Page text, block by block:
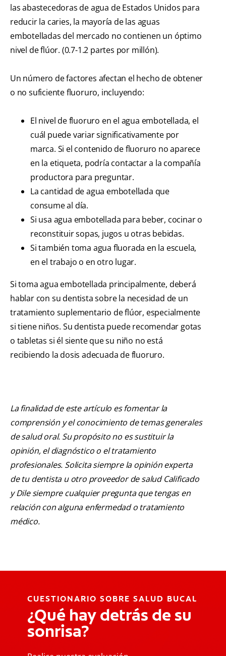
las abastecedoras de agua de Estados Unidos para
reducir la caries, la mayoría de las aguas
embotelladas del mercado no contienen un óptimo
nivel de flúor. (0.7-1.2 partes por millón).
Un número de factores afectan el hecho de obtener
o no suficiente fluoruro, incluyendo:
El nivel de fluoruro en el agua embotellada, el
cuál puede variar significativamente por
marca. Si el contenido de fluoruro no aparece
en la etiqueta, podría contactar a la compañía
productora para preguntar.
La cantidad de agua embotellada que
consume al día.
Si usa agua embotellada para beber, cocinar o
reconstituir sopas, jugos u otras bebidas.
Si también toma agua fluorada en la escuela,
en el trabajo o en otro lugar.
Si toma agua embotellada principalmente, deberá
hablar con su dentista sobre la necesidad de un
tratamiento suplementario de flúor, especialmente
si tiene niños. Su dentista puede recomendar gotas
o tabletas si él siente que su niño no está
recibiendo la dosis adecuada de fluoruro.
La finalidad de este artículo es fomentar la
comprensión y el conocimiento de temas generales
de salud oral. Su propósito no es sustituir la
opinión, el diagnóstico o el tratamiento
profesionales. Solicita siempre la opinión experta
de tu dentista u otro proveedor de salud Calificado
y Dile siempre cualquier pregunta que tengas en
relación con alguna enfermedad o tratamiento
médico.
CUESTIONARIO SOBRE SALUD BUCAL
¿Qué hay detrás de su
sonrisa?